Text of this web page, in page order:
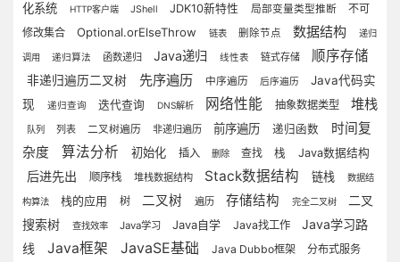
化系统
HTTP客户端 JShell JDK10新特性 局部变量类型推断
不可
修改集合
Optional.orElseThrow 链表 删除节点 数据结构 递归
调用 递归算法 函数递归 Java递归 线性表 链式存储 顺序存储
非递归遍历二叉树 先序遍历 中序遍历 后序遍历
Java代码实
现
递归查询 迭代查询 DNS解析 网络性能 抽象数据类型 堆栈
队列 列表 二叉树遍历 非递归遍历 前序遍历 递归函数
时间复
杂度
算法分析 初始化 插入 删除 查找 栈 Java数据结构
后进先出 顺序栈 堆栈数据结构 Stack数据结构 链栈 数据结
构算法 栈的应用 树 二叉树 遍历 存储结构 完全二叉树
二叉
搜索树
查找效率 Java学习 Java自学 Java找工作
Java学习路
线
Java框架 JavaSE基础 Java Dubbo框架 分布式服务